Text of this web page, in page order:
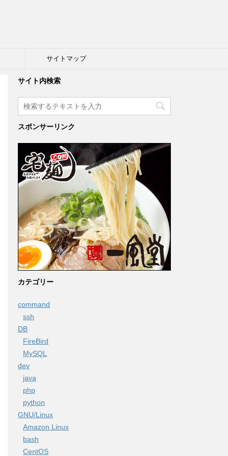
サイトマップ
サイト内検索
スポンサーリンク
カテゴリー
command
ssh
DB
FireBird
MySQL
dev
java
php
python
GNU/Linux
Amazon Linux
bash
CentOS